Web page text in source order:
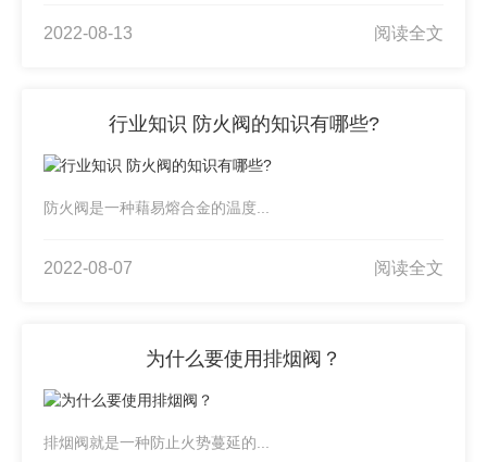
2022-08-13 阅读全文
行业知识 防火阀的知识有哪些?
防火阀是一种藉易熔合金的温度...
2022-08-07 阅读全文
为什么要使用排烟阀？
排烟阀就是一种防止火势蔓延的...